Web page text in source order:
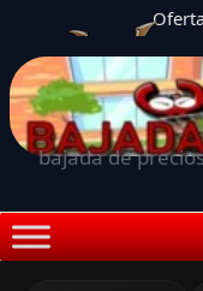
bajada de